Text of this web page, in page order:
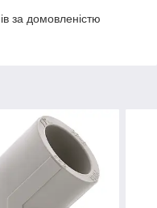
за домовленістю